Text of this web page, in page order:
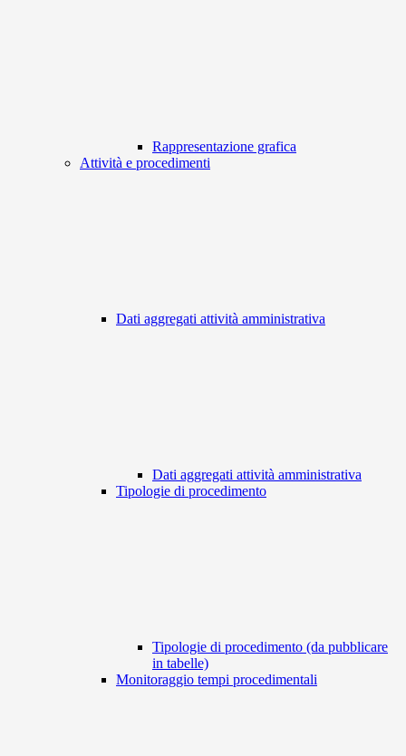
Rappresentazione grafica
Attività e procedimenti
Dati aggregati attività amministrativa
Dati aggregati attività amministrativa
Tipologie di procedimento
Tipologie di procedimento (da pubblicare
in tabelle)
Monitoraggio tempi procedimentali